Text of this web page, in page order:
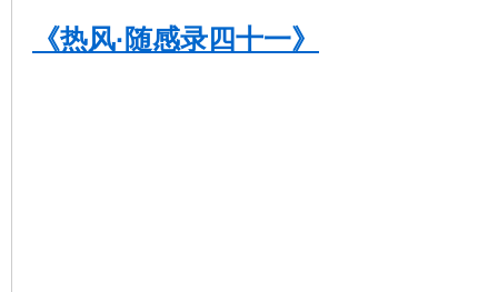
《热风·随感录四十一》